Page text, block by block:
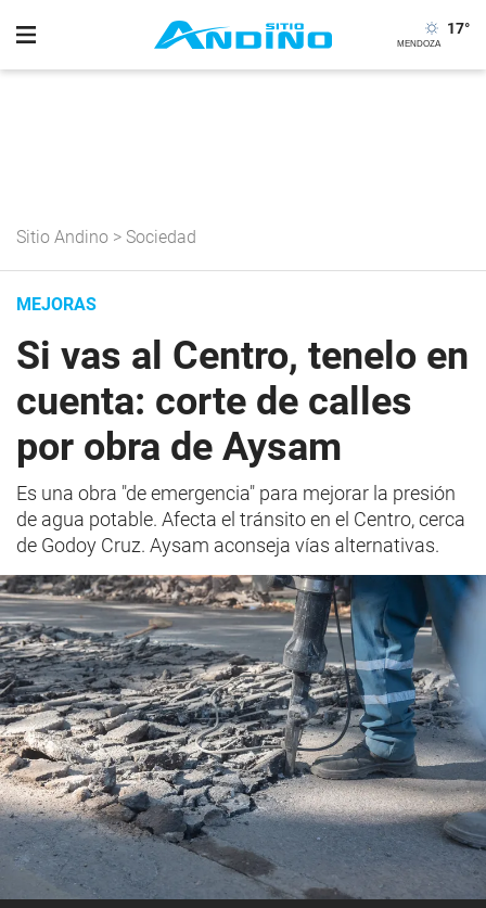
17°
Sitio Andino > Sociedad
MEJORAS
Si vas al Centro, tenelo en
cuenta: corte de calles
por obra de Aysam
Es una obra "de emergencia" para mejorar la presión
de agua potable. Afecta el tránsito en el Centro, cerca
de Godoy Cruz. Aysam aconseja vías alternativas.